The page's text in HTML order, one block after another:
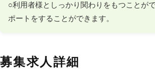
○利用者様としっかり関わりをもつことが
ポートをすることができます。
募集求人詳細